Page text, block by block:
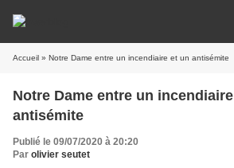
Accueil » Notre Dame entre un incendiaire et un antisémite
Notre Dame entre un
antisémite
Publié le 09/07/2020 à 20:20
Par olivier seutet